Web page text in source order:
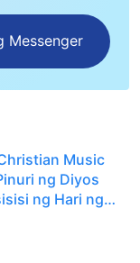
Messenger
Music
ng Diyos
ng Hari ng